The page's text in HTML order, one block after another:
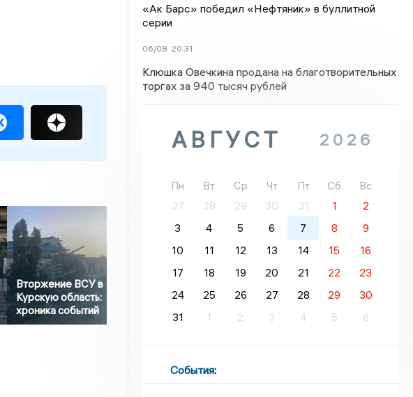
Вторжение ВСУ в
Курскую область:
хроника событий
«Ак Барс» победил «Нефтяник» в буллитной
серии
06/08 20:31
Клюшка Овечкина продана на благотворительных
торгах за 940 тысяч рублей
АВГУСТ 2026
Пн Вт Ср Чт Пт Сб
Вс
27
28 29 30 31 1
2
3
4 5 6 7 8
9
10
11 12 13 14 15
16
17
18 19 20 21 22
23
24
25 26 27 28 29
30
31
1 2 3 4 5 6
События: